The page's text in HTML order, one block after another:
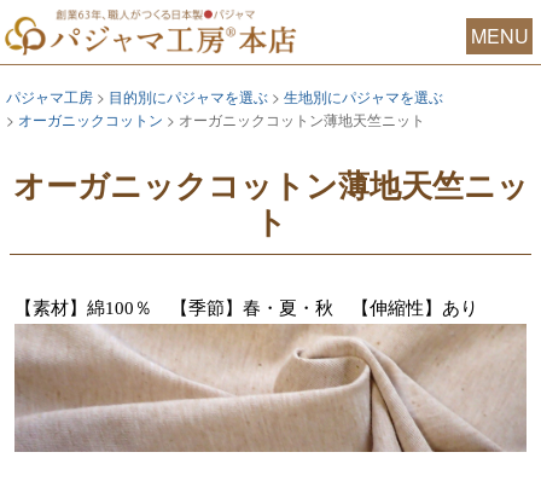
MENU
パジャマ工房 目的別にパジャマを選ぶ
生地別にパジャマを選ぶ
オーガニックコットン
オーガニックコットン薄地天竺ニット
オーガニックコットン薄地天竺ニッ
ト
【素材】綿100％ 【季節】春・夏・秋 【伸縮性】あり